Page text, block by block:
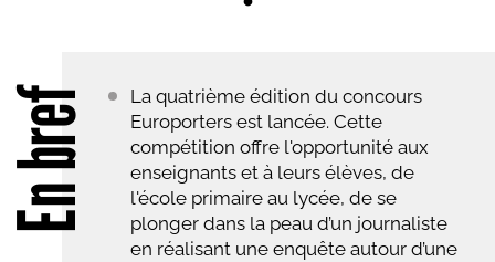
bref
La quatrième édition du concours
Europorters est lancée. Cette
compétition offre l'opportunité aux
enseignants et à leurs élèves, de
l'école primaire au lycée, de se
plonger dans la peau d’un journaliste
en réalisant une enquête autour d’une